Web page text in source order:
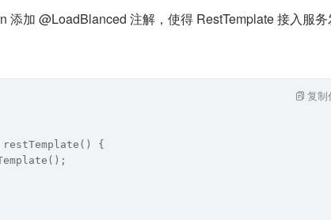
添加 @LoadBlanced 注解，使得 RestTemplate 接入服
restTemplate() {
复制